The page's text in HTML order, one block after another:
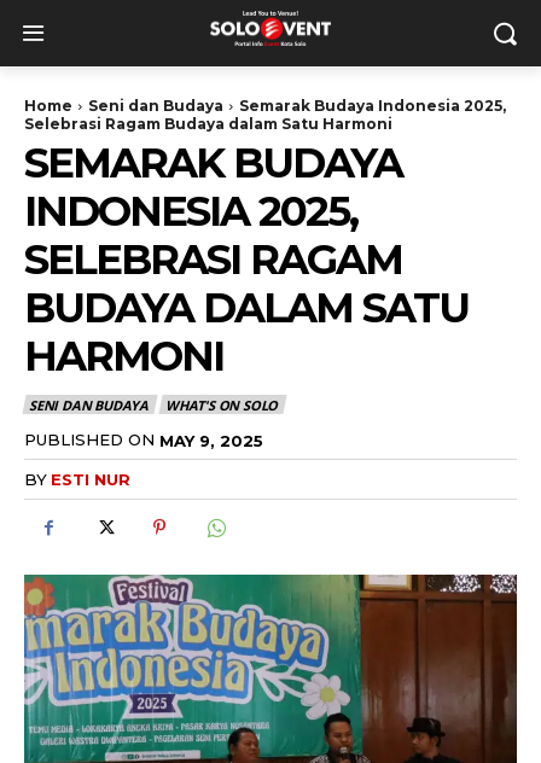
Home Seni dan Budaya
Semarak Budaya Indonesia 2025,
Selebrasi Ragam Budaya dalam Satu Harmoni
SEMARAK BUDAYA
INDONESIA 2025,
SELEBRASI RAGAM
BUDAYA DALAM SATU
HARMONI
SENI DAN BUDAYA WHAT'S ON SOLO
PUBLISHED ON MAY 9, 2025
BY ESTI NUR